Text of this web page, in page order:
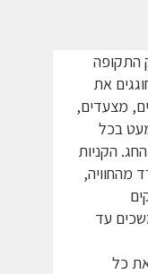
התקופה
את
מצעדים,
בכל
הקניות
מהחוויה,
עד
כל